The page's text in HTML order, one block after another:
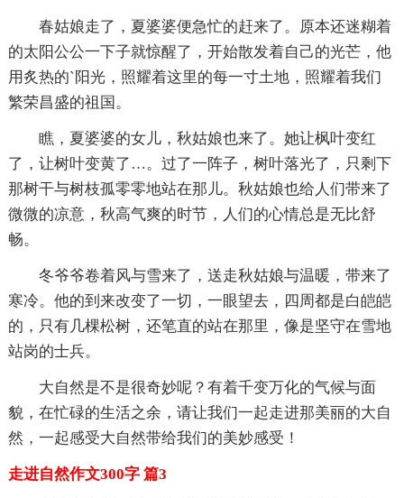
春姑娘走了，夏婆婆便急忙的赶来了。原本还迷糊着
的太阳公公一下子就惊醒了，开始散发着自己的光芒，他
用炙热的`阳光，照耀着这里的每一寸土地，照耀着我们
繁荣昌盛的祖国。
瞧，夏婆婆的女儿，秋姑娘也来了。她让枫叶变红
了，让树叶变黄了…。过了一阵子，树叶落光了，只剩下
那树干与树枝孤零零地站在那儿。秋姑娘也给人们带来了
微微的凉意，秋高气爽的时节，人们的心情总是无比舒
畅。
冬爷爷卷着风与雪来了，送走秋姑娘与温暖，带来了
寒冷。他的到来改变了一切，一眼望去，四周都是白皑皑
的，只有几棵松树，还笔直的站在那里，像是坚守在雪地
站岗的士兵。
大自然是不是很奇妙呢？有着千变万化的气候与面
貌，在忙碌的生活之余，请让我们一起走进那美丽的大自
然，一起感受大自然带给我们的美妙感受！
走进自然作文300字 篇3